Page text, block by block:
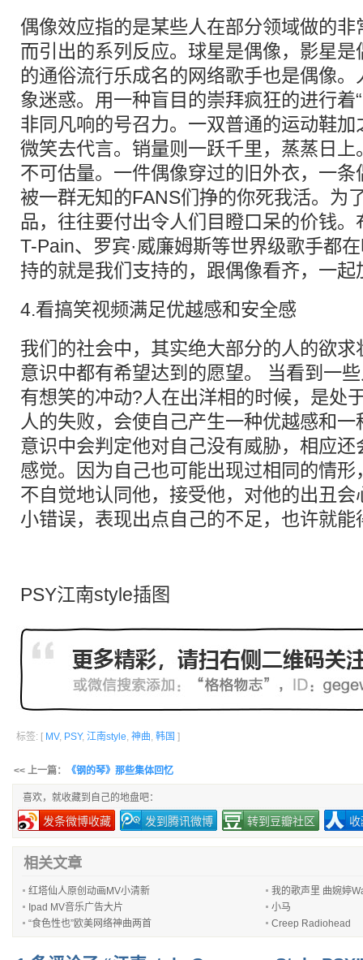
偶像效应指的是某些人在部分领域做的
而引出的系列反应。球星是偶像，影星
的通俗流行乐成名的网络歌手也是偶像
象迷惑。用一种盲目的崇拜疯狂的进行着
非同凡响的号召力。一双普通的运动鞋
微笑去代言。销量则一跃千里，蒸蒸日
不可估量。一件偶像穿过的旧外衣，一
被一群无知的FANS们挣的你死我活。为
品，往往要付出令人们目瞪口呆的价钱。
T-Pain、罗宾·威廉姆斯等世界级歌手都
持的就是我们支持的，跟偶像看齐，一
4.看搞笑视频满足优越感和安全感
我们的社会中，其实绝大部分的人的欲
意识中都有希望达到的愿望。 当看到一
有想笑的冲动?人在出洋相的时候，是处
人的失败，会使自己产生一种优越感和
意识中会判定他对自己没有威胁，相应
感觉。因为自己也可能出现过相同的情
不自觉地认同他，接受他，对他的出丑
小错误，表现出点自己的不足，也许就
PSY江南style插图
标签: [ MV, PSY, 江南style, 神曲, 韩国 ]
<< 上一篇： 《钢的琴》那些集体回忆
喜欢，就收藏到自己的地盘吧：
发条微博收藏 发到腾讯微博 转到豆瓣社区
相关文章
红塔仙人原创动画MV小清新
我的歌声里 曲婉婷
Ipad MV音乐广告大片
小马
“食色性也”欧美网络神曲两首
Creep Radiohead